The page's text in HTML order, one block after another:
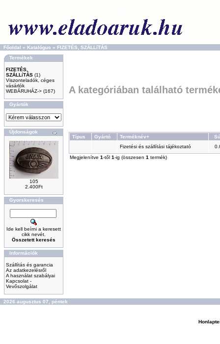
Főoldal » Katalógus » FIZETÉS, SZÁLLíTÁS
Termékek
FIZETÉS,
SZÁLLíTÁS (1)
Viszonteladók, céges
vásárlók
WEBÁRUHÁZ-> (167)
Gyártók
Újdonságok
105
2.400Ft
Gyorskeresés
Ide kell beírni a keresett
cikk nevét.
Összetett keresés
Információk
Szállítás és garancia
Az adatkezelésről
A használat szabályai
Kapcsolat -
Vevőszolgálat
A kategóriában található
Típus Gyártó Terméknév+
Fizetési és szállítási tájékoztató
Megjelenítve 1-től 1-ig (összesen 1 termék)
2026 augusztus 07, péntek